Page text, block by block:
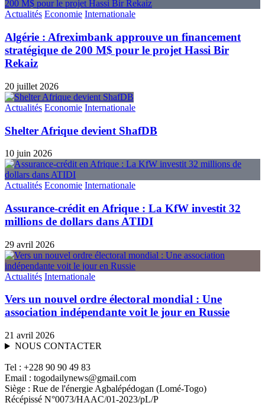
Actualités Economie Internationale
Algérie : Afreximbank approuve un financement
stratégique de 200 M$ pour le projet Hassi Bir
Rekaiz
20 juillet 2026
Actualités Economie Internationale
Shelter Afrique devient ShafDB
10 juin 2026
Actualités Economie Internationale
Assurance-crédit en Afrique : La KfW investit 32
millions de dollars dans ATIDI
29 avril 2026
Actualités Internationale
Vers un nouvel ordre électoral mondial : Une
association indépendante voit le jour en Russie
21 avril 2026
NOUS CONTACTER
Tel : +228 90 90 49 83
Email : togodailynews@gmail.com
Siège : Rue de l'énergie Agbalépédogan (Lomé-Togo)
Récépissé N°0073/HAAC/01-2023/pL/P